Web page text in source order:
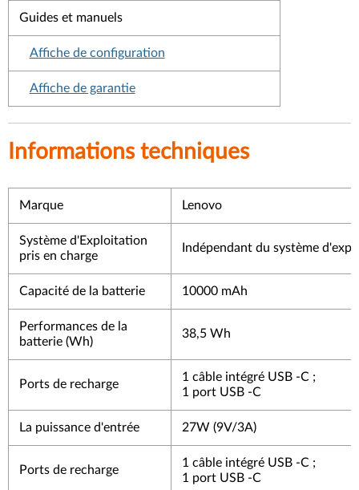
Guides et manuels
Affiche de configuration
Affiche de garantie
Informations techniques
Marque Lenovo
Système d'Exploitation
pris en charge
Indépendant du système
Capacité de la batterie 10000 mAh
Performances de la
batterie (Wh)
38,5 Wh
Ports de recharge
1 câble intégré USB -C ;
1 port USB -C
La puissance d'entrée 27W (9V/3A)
Ports de recharge
1 câble intégré USB -C ;
1 port USB -C